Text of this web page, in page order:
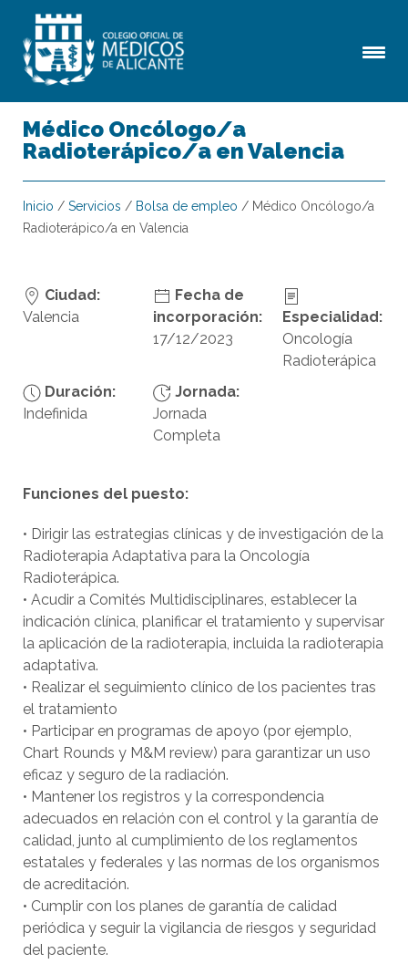
Médico Oncólogo/a
Radioterápico/a en Valencia
Inicio / Servicios / Bolsa de empleo / Médico Oncólogo/a
Radioterápico/a en Valencia
Ciudad:
Valencia
Fecha de
incorporación:
17/12/2023
Especialidad:
Oncología
Radioterápica
Duración:
Indefinida
Jornada:
Jornada
Completa
Funciones del puesto:
• Dirigir las estrategias clínicas y de investigación de la
Radioterapia Adaptativa para la Oncología
Radioterápica.
• Acudir a Comités Multidisciplinares, establecer la
indicación clínica, planificar el tratamiento y supervisar
la aplicación de la radioterapia, incluida la radioterapia
adaptativa.
• Realizar el seguimiento clínico de los pacientes tras
el tratamiento
• Participar en programas de apoyo (por ejemplo,
Chart Rounds y M&M review) para garantizar un uso
eficaz y seguro de la radiación.
• Mantener los registros y la correspondencia
adecuados en relación con el control y la garantía de
calidad, junto al cumplimiento de los reglamentos
estatales y federales y las normas de los organismos
de acreditación.
• Cumplir con los planes de garantía de calidad
periódica y seguir la vigilancia de riesgos y seguridad
del paciente.